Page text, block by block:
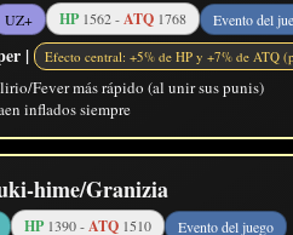
UZ+ HP1562 -ATQ 1768 Evento del
| Efecto central: +5% de HP y +7% de ATQ
Fever más rápido (al unir sus punis)
inflados siempre
hime/Granizia
HP1390 -ATQ 1510 Evento del juego